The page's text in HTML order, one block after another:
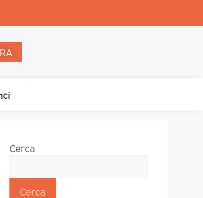
Cerca
Cerca